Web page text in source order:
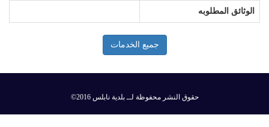
الوثائق المطلوبه
جميع الخدمات
©2016 حقوق النشر محفوظة لــ بلدية نابلس